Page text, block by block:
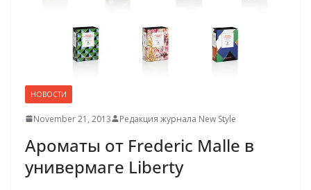
НОВОСТИ
November 21, 2013 Редакция журнала New Style
Ароматы от Frederic Malle в
универмаге Liberty